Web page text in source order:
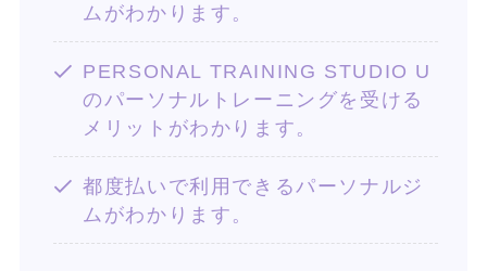
ムがわかります。
PERSONAL TRAINING STUDIO U
のパーソナルトレーニングを受ける
メリットがわかります。
都度払いで利用できるパーソナルジ
ムがわかります。